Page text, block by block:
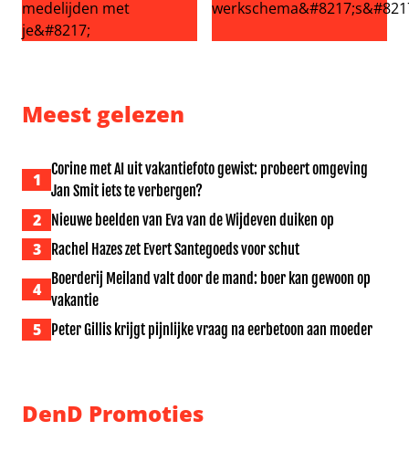
Meest gelezen
1
Corine met AI uit vakantiefoto gewist: probeert omgeving
Jan Smit iets te verbergen?
2 Nieuwe beelden van Eva van de Wijdeven duiken op
3 Rachel Hazes zet Evert Santegoeds voor schut
4
Boerderij Meiland valt door de mand: boer kan gewoon op
vakantie
5 Peter Gillis krijgt pijnlijke vraag na eerbetoon aan moeder
DenD Promoties